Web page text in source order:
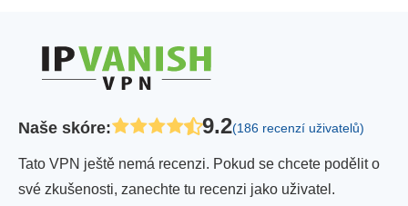
Naše skóre: 9.2(186 recenzí uživatelů)
Tato VPN ještě nemá recenzi. Pokud se chcete podělit o
své zkušenosti, zanechte tu recenzi jako uživatel.